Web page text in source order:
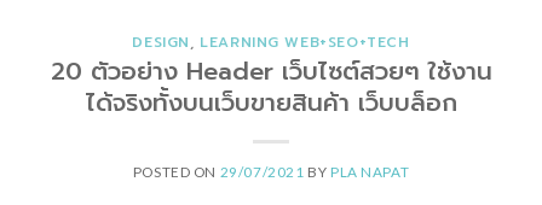
DESIGN, LEARNING WEB+SEO+TECH
20 ตัวอย่าง Header เว็บไซต์สวยๆ ใช้งาน
ได้จริงทั้งบนเว็บขายสินค้า เว็บบล็อก
POSTED ON 29/07/2021 BY PLA NAPAT